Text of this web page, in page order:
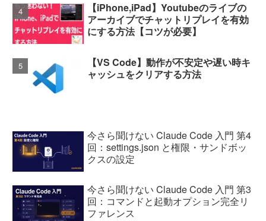
【iPhone,iPad】Youtubeのライブの
アーカイブでチャットリプレイを有効
にする方法【コツが必要】
【VS Code】動作が不安定や遅い時キ
ャッシュをクリアする方法
今さら聞けない Claude Code 入門 第4
回：settings.json と権限・サンドボッ
クスの設定
今さら聞けない Claude Code 入門 第3
回：コマンドと起動オプション完全リ
ファレンス